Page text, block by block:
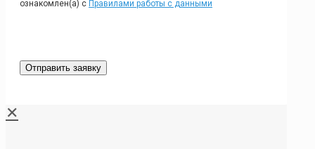
ознакомлен(а) с Правилами работы с данными
✕